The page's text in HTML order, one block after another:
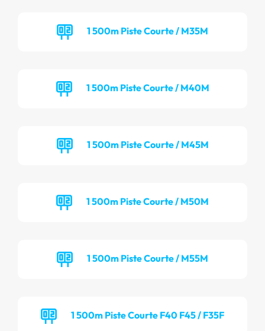
1 500m Piste Courte / M35M
1 500m Piste Courte / M40M
1 500m Piste Courte / M45M
1 500m Piste Courte / M50M
1 500m Piste Courte / M55M
1 500m Piste Courte F40 F45 / F35F